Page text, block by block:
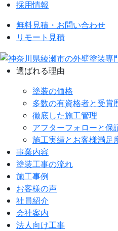
採用情報
無料見積・お問い合わせ
リモート見積
選ばれる理由
塗装の価格
多数の有資格者と受賞
徹底した施工管理
アフターフォローと保
施工実績とお客様満足
事業内容
塗装工事の流れ
施工事例
お客様の声
社員紹介
会社案内
法人向け工事